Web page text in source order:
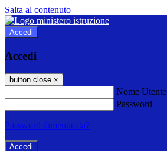
Salta al contenuto
Accedi
Accedi
button close ×
Nome Utente
Password
Password dimenticata?